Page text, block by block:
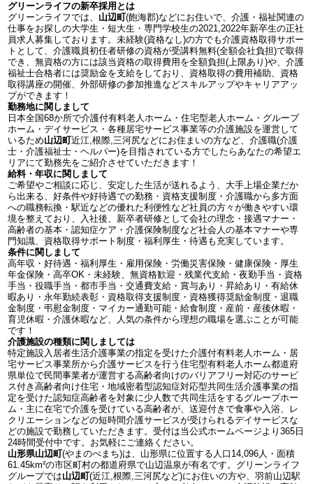
グリーンライフの新卒採用とは
グリーンライフでは、 山辺町(飽海郡)などにお住いで、介護・福祉関連の
仕事をお探しの大学生・短大生・専門学校生の2021,2022年新卒生の正社
員求人募集しております。未経験(資格なし)の方でも介護資格取得サポー
トとして、介護職員初任者研修の資格が受講料無料(全額会社負担)で取得
でき、無資格の方には該当資格の取得費用を全額負担(上限あり)や、介護
福祉士合格者には奨励金を支給をしており、資格取得の費用補助、資格
取得講座の開催、外部研修の参加推進などスキルアップやキャリアアッ
プができます！
勤務地に関しまして
日本全国68か所で介護付有料老人ホーム・住宅型老人ホーム・グループ
ホーム・デイサービス・各種居宅サービス事業等の介護施設を運営して
いるため山辺町近江,根際,三河尻などにお住まいの方など、介護職(介護
士・介護福祉士・ヘルパー)を目指されている方でしたらあなたの希望エ
リアにて勤務先をご紹介させていただきます！
給料・年収に関しまして
ご希望やご相談に応じ、安定した生活が送れるよう、大手上場企業だか
ら出来る、好条件や好待遇での勤務・資格支援制度・介護職から多方面
への職務転換・駅近などの優れた利便性など社員の方々が働きやすい環
境を整えており、入社後、新卒者研修として会社の理念・接遇マナー・
高齢者の基本・認知症ケア・介護保険制度など社会人の基本マナーや専
門知識、資格取得サポート制度・福利厚生・待遇も充実しています。
条件に関しまして
高年収・好待遇・福利厚生・雇用保険・労働災害保険・健康保険・厚生
年金保険・高卒OK・未経験、無資格歓迎・残業代支給・夜勤手当・資格
手当・役職手当・都市手当・交通費支給・賞与あり・昇給あり・有給休
暇あり・永年勤続表彰・資格取得支援制度・資格獲得奨励金制度・退職
金制度・弔慰金制度・マイカー通勤可能・給食制度・産前・産後休暇・
育児休暇・介護休暇など、人気の条件から理想の職場を選ぶことが可能
です！
介護施設の種類に関しましては
特定施設入居者生活介護事業の指定を受けた介護付有料老人ホーム・居
宅サービス事業所から介護サービスを行う住宅型有料老人ホーム都道府
県単位で民間事業者が運営する高齢者向けのバリアフリー対応のサービ
ス付き高齢者向け住宅・地域密着型認知症対応型共同生活介護事業の指
定を受けた認知症高齢者を対象に少人数で共同生活をするグループホー
ム・主に在宅で介護を受けている高齢者が、送迎付きで食事や入浴、レ
クリエーションなどの短時間介護サービスが受けられるデイサービスな
どの施設で勤務していただきます。受付は当公式ホームページより365日
24時間受付中です。お気軽にご連絡ください。
山形県山辺町(やまのべまち)は、山形県に位置する人口14,096人・面積
61.45km²の市区町村の都道府県で山辺温泉が有名です。グリーンライフ
グループでは山辺町(近江,根際,三河尻など)にお住いの方や、羽前山辺駅